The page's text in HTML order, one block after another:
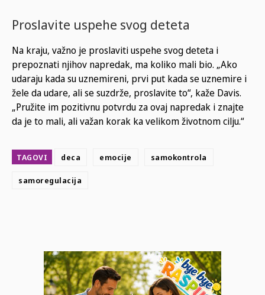
Proslavite uspehe svog deteta
Na kraju, važno je proslaviti uspehe svog deteta i
prepoznati njihov napredak, ma koliko mali bio. „Ako
udaraju kada su uznemireni, prvi put kada se uznemire i
žele da udare, ali se suzdrže, proslavite to“, kaže Davis.
„Pružite im pozitivnu potvrdu za ovaj napredak i znajte
da je to mali, ali važan korak ka velikom životnom cilju.“
TAGOVI deca emocije samokontrola
samoregulacija